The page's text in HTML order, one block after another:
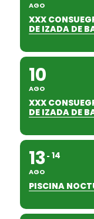
AGO
XXX
DE IZADA DE
10
AGO
XXX
DE IZADA DE
13
AGO
14
PISCINA